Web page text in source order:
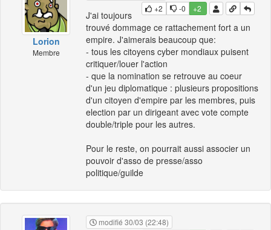
Lorion
Membre
+2
-0 +2
J'ai toujours
trouvé dommage ce rattachement fort a un
empire. J'aimerais beaucoup que:
- tous les citoyens cyber mondiaux puisent
critiquer/louer l'action
- que la nomination se retrouve au coeur
d'un jeu diplomatique : plusieurs propositions
d'un citoyen d'empire par les membres, puis
election par un dirigeant avec vote compte
double/triple pour les autres.
Pour le reste, on pourrait aussi associer un
pouvoir d'asso de presse/asso
politique/guilde
modifié 30/03 (22:48)